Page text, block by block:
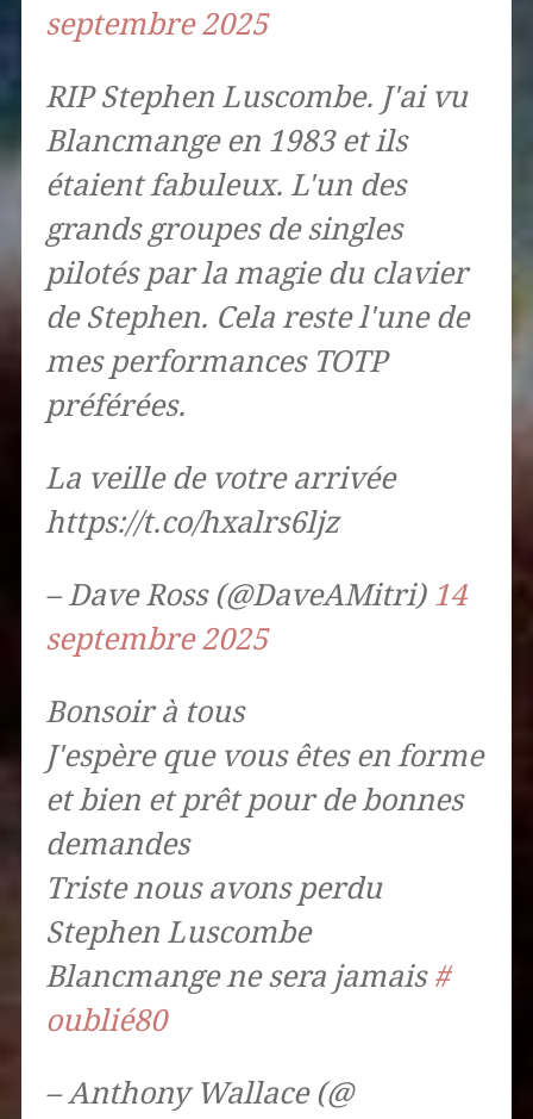
septembre 2025
RIP Stephen Luscombe. J'ai vu
Blancmange en 1983 et ils
étaient fabuleux. L'un des
grands groupes de singles
pilotés par la magie du clavier
de Stephen. Cela reste l'une de
mes performances TOTP
préférées.
La veille de votre arrivée
https://t.co/hxalrs6ljz
– Dave Ross (@DaveAMitri) 14
septembre 2025
Bonsoir à tous
J'espère que vous êtes en forme
et bien et prêt pour de bonnes
demandes
Triste nous avons perdu
Stephen Luscombe
Blancmange ne sera jamais #
oublié80
– Anthony Wallace (@